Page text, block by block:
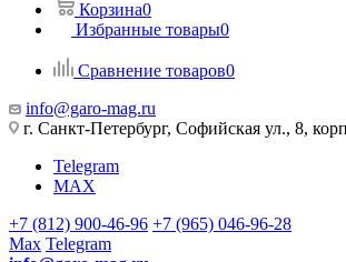
Корзина0
Избранные товары0
Сравнение товаров0
info@garo-mag.ru
г. Санкт-Петербург, Софийская ул., 8,
Telegram
MAX
+7 (812) 900-46-96 +7 (965) 046-96-28
Max Telegram